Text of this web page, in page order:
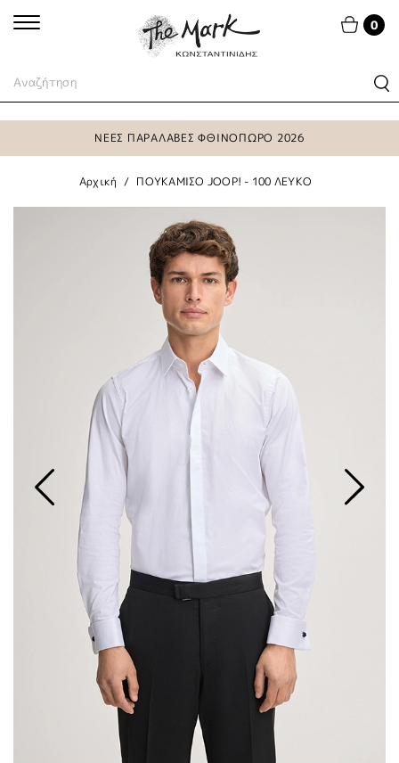
0
ΝΕΕΣ ΠΑΡΑΛΑΒΕΣ ΦΘΙΝΟΠΩΡΟ 2026
Αρχική ΠΟΥΚΑΜΙΣΟ JOOP! - 100 ΛΕΥΚΟ